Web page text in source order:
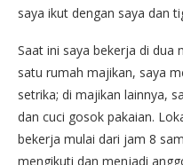
saya ikut dengan saya dan
Saat ini saya bekerja di dua
satu rumah majikan, saya
setrika; di majikan lainnya,
dan cuci gosok pakaian.
bekerja mulai dari jam 8
mengikuti dan menjadi